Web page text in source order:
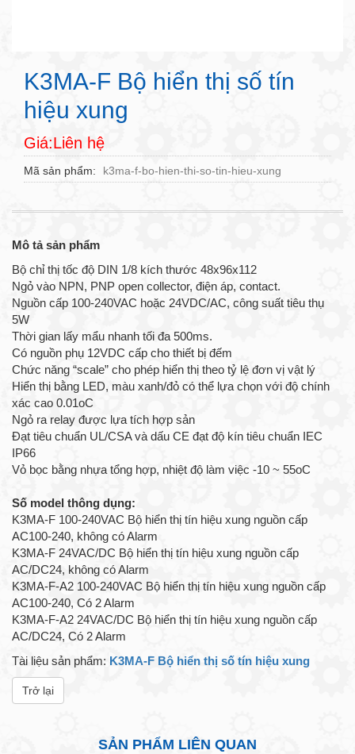
K3MA-F Bộ hiển thị số tín
hiệu xung
Giá:Liên hệ
Mã sản phẩm k3ma-f-bo-hien-thi-so-tin-hieu-xung
Mô tả sản phẩm
Bộ chỉ thị tốc độ DIN 1/8 kích thước 48x96x112
Ngỏ vào NPN, PNP open collector, điện áp, contact.
Nguồn cấp 100-240VAC hoặc 24VDC/AC, công suất tiêu thụ
5W
Thời gian lấy mẩu nhanh tối đa 500ms.
Có nguồn phụ 12VDC cấp cho thiết bị đếm
Chức năng “scale” cho phép hiển thị theo tỷ lệ đơn vị vật lý
Hiển thị bằng LED, màu xanh/đỏ có thể lựa chọn với độ chính
xác cao 0.01oC
Ngỏ ra relay được lựa tích hợp sản
Đạt tiêu chuẩn UL/CSA và dấu CE đạt độ kín tiêu chuẩn IEC
IP66
Vỏ bọc bằng nhựa tổng hợp, nhiệt độ làm việc -10 ~ 55oC
Số model thông dụng:
K3MA-F 100-240VAC Bộ hiển thị tín hiệu xung nguồn cấp
AC100-240, không có Alarm
K3MA-F 24VAC/DC Bộ hiển thị tín hiệu xung nguồn cấp
AC/DC24, không có Alarm
K3MA-F-A2 100-240VAC Bộ hiển thị tín hiệu xung nguồn cấp
AC100-240, Có 2 Alarm
K3MA-F-A2 24VAC/DC Bộ hiển thị tín hiệu xung nguồn cấp
AC/DC24, Có 2 Alarm
Tài liệu sản phẩm: K3MA-F Bộ hiển thị số tín hiệu xung
Trở lại
SẢN PHẨM LIÊN QUAN